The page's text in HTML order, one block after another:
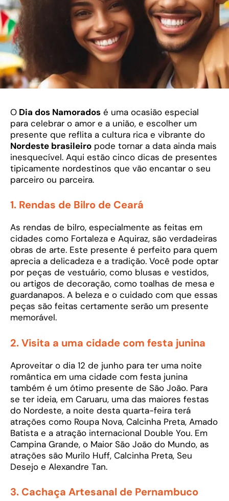
O Dia dos Namorados é uma ocasião especial
para celebrar o amor e a união, e escolher um
presente que reflita a cultura rica e vibrante do
Nordeste brasileiro pode tornar a data ainda mais
inesquecível. Aqui estão cinco dicas de presentes
tipicamente nordestinos que vão encantar o seu
parceiro ou parceira.
1. Rendas de Bilro de Ceará
As rendas de bilro, especialmente as feitas em
cidades como Fortaleza e Aquiraz, são verdadeiras
obras de arte. Este presente é perfeito para quem
aprecia a delicadeza e a tradição. Você pode optar
por peças de vestuário, como blusas e vestidos,
ou artigos de decoração, como toalhas de mesa e
guardanapos. A beleza e o cuidado com que essas
peças são feitas certamente serão um presente
memorável.
2.Visita a uma cidade com festa junina
Aproveitar o dia 12 de junho para ter uma noite
romântica em uma cidade com festa junina
também é um ótimo presente de São João. Para
se ter ideia, em Caruaru, uma das maiores festas
do Nordeste, a noite desta quarta-feira terá
atrações como Roupa Nova, Calcinha Preta, Amado
Batista e a atração internacional Double You. Em
Campina Grande, o Maior São João do Mundo, as
atrações são Murilo Huff, Calcinha Preta, Seu
Desejo e Alexandre Tan.
3. Cachaça Artesanal de Pernambuco